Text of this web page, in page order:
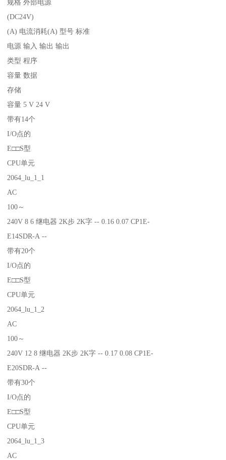
规格 外部电源
(DC24V)
(A) 电流消耗(A) 型号 标准
电源 输入 输出 输出
类型 程序
容量 数据
存储
容量 5 V 24 V
带有14个
I/O点的
E□□S型
CPU单元
2064_lu_1_1
AC
100～
240V 8 6 继电器 2K步 2K字 -- 0.16 0.07 CP1E-
E14SDR-A --
带有20个
I/O点的
E□□S型
CPU单元
2064_lu_1_2
AC
100～
240V 12 8 继电器 2K步 2K字 -- 0.17 0.08 CP1E-
E20SDR-A --
带有30个
I/O点的
E□□S型
CPU单元
2064_lu_1_3
AC